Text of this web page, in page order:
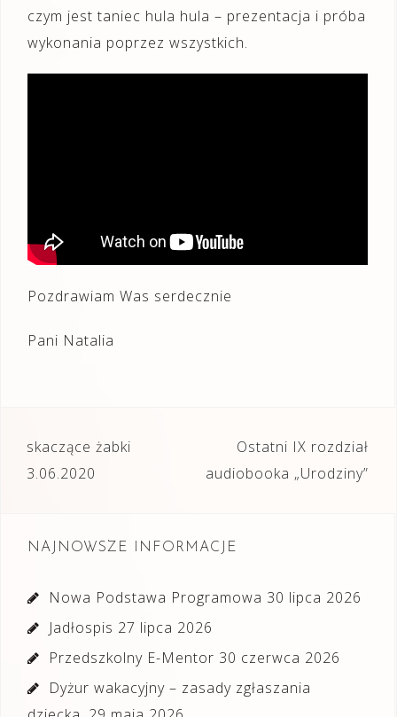
czym jest taniec hula hula – prezentacja i próba
wykonania poprzez wszystkich.
Pozdrawiam Was serdecznie
Pani Natalia
Nawigacja
wpisu
skaczące żabki
3.06.2020
Ostatni IX rozdział
audiobooka „Urodziny”
NAJNOWSZE INFORMACJE
Nowa Podstawa Programowa 30 lipca 2026
Jadłospis 27 lipca 2026
Przedszkolny E-Mentor 30 czerwca 2026
Dyżur wakacyjny – zasady zgłaszania